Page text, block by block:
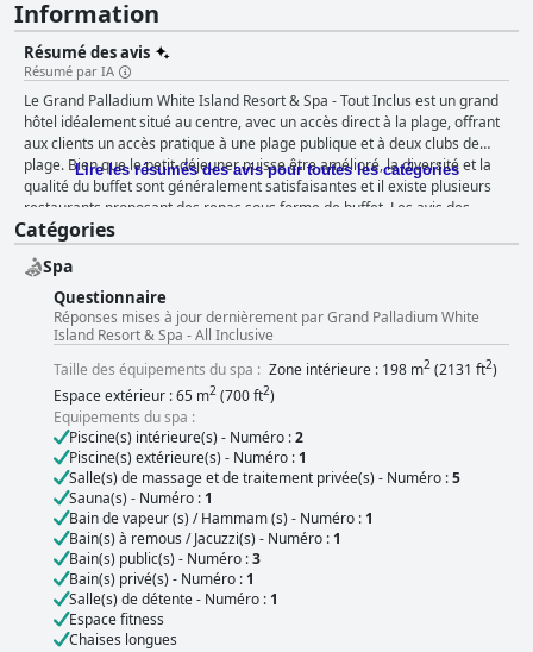
Information
Résumé des avis
Résumé par IA
Le Grand Palladium White Island Resort & Spa - Tout Inclus est un grand
hôtel idéalement situé au centre, avec un accès direct à la plage, offrant
aux clients un accès pratique à une plage publique et à deux clubs de
plage. Bien que le petit-déjeuner puisse être amélioré, la diversité et la
qualité du buffet sont généralement satisfaisantes et il existe plusieurs
restaurants proposant des repas sous forme de buffet. Les avis des
clients concernant les options de dîner sont mitigés, certains clients
trouvant que le buffet et les restaurants à la carte proposent une
nourriture incroyable, mais d'autres estimant que les repas étaient
répétitifs et de mauvaise qualité. Les chambres de l'hôtel reçoivent des
avis mitigés, certains clients les trouvant propres et bien équipées, tandis
que d'autres se plaignent d'une décoration vieillotte et fatiguée, de
problèmes d'humidité et de mauvaises odeurs. Cependant, de nombreux
clients apprécient l'excellente propreté de l'hôtel, ainsi que la serviabilité
et la gentillesse du personnel. Le spa est un point fort de l'hôtel, tandis
que les piscines sont spacieuses et magnifiques, mais elles peuvent être
rapidement bondées. La formule tout inclus a reçu des critiques mitigées,
la sélection de nourriture et de boissons étant généralement bonne, mais
certains clients notent des frais supplémentaires pour le
réapprovisionnement du minibar, les chaises de plage et l'eau, ainsi que
l'exclusion du spa de la formule. Dans l'ensemble, le Grand Palladium
White Island Resort & Spa - Tout Inclus offre un rapport qualité-prix
exceptionnel avec des inconvénients mineurs qui sont compensés par
son emplacement exceptionnel et ses installations de premier ordre.
Lire les résumés des avis pour toutes les catégories
Catégories
Spa
Questionnaire
Réponses mises à jour dernièrement par Grand Palladium White
Island Resort & Spa - All Inclusive
Taille des équipements du spa : Zone intérieure : 198 m2 (2131 ft2)
Espace extérieur : 65 m2 (700 ft2)
Equipements du spa :
Piscine(s) intérieure(s) - Numéro :2
Piscine(s) extérieure(s) - Numéro : 1
Salle(s) de massage et de traitement privée(s) - Numéro :5
Sauna(s) - Numéro : 1
Bain de vapeur (s) / Hammam (s) - Numéro : 1
Bain(s) à remous / Jacuzzi(s) - Numéro : 1
Bain(s) public(s) - Numéro :3
Bain(s) privé(s) - Numéro : 1
Salle(s) de détente - Numéro : 1
Espace fitness
Chaises longues